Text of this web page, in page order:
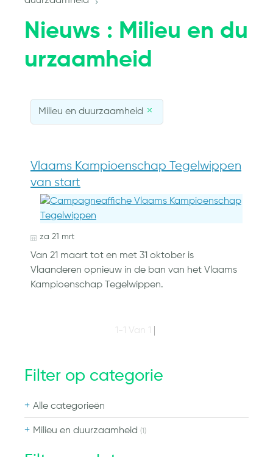
Nieuws : Milieu en du
urzaamheid
Milieu en duurzaamheid
Vlaams Kampioenschap Tegelwippen
van start
za 21 mrt
Van 21 maart tot en met 31 oktober is
Vlaanderen opnieuw in de ban van het Vlaams
Kampioenschap Tegelwippen.
1-1 Van 1
Filter op categorie
Alle categorieën
Milieu en duurzaamheid (1)